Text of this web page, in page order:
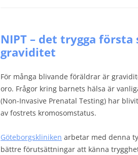
NIPT – det trygga
graviditet
För många blivande föräldrar är
oro. Frågor kring barnets hälsa är
(Non-Invasive Prenatal Testing) har
av fostrets kromosomstatus.
Göteborgskliniken arbetar med denna
bättre förutsättningar att känna